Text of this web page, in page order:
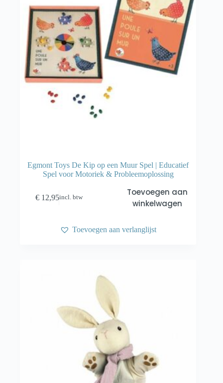
Egmont Toys De Kip op een Muur Spel | Educatief
Spel voor Motoriek & Probleemoplossing
€ 12,95incl. btw
Toevoegen aan
winkelwagen
Toevoegen aan verlanglijst